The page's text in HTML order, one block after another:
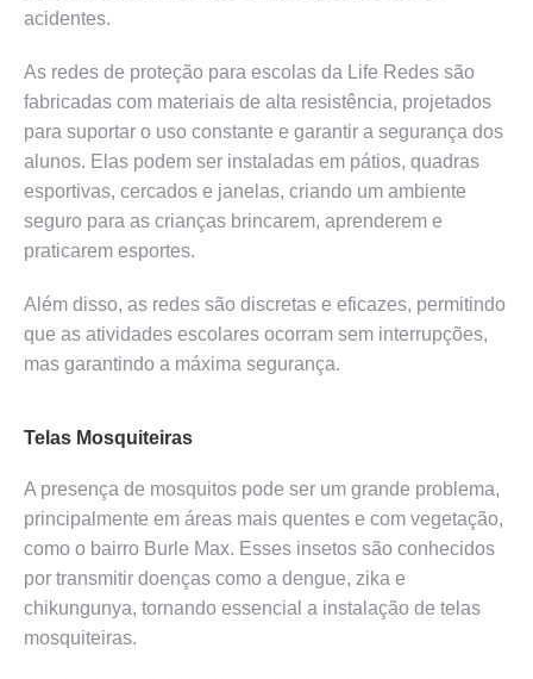
acidentes.
As redes de proteção para escolas da Life Redes são
fabricadas com materiais de alta resistência, projetados
para suportar o uso constante e garantir a segurança dos
alunos. Elas podem ser instaladas em pátios, quadras
esportivas, cercados e janelas, criando um ambiente
seguro para as crianças brincarem, aprenderem e
praticarem esportes.
Além disso, as redes são discretas e eficazes, permitindo
que as atividades escolares ocorram sem interrupções,
mas garantindo a máxima segurança.
Telas Mosquiteiras
A presença de mosquitos pode ser um grande problema,
principalmente em áreas mais quentes e com vegetação,
como o bairro Burle Max. Esses insetos são conhecidos
por transmitir doenças como a dengue, zika e
chikungunya, tornando essencial a instalação de telas
mosquiteiras.